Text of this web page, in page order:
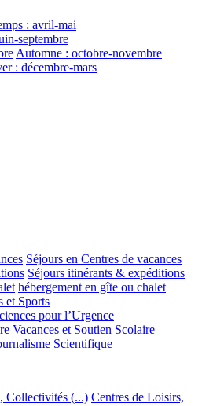
: avril-mai
septembre
Automne : octobre-novembre
: décembre-mars
Séjours en Centres de vacances
Séjours itinérants & expéditions
hébergement en gîte ou chalet
et Sports
pour l’Urgence
Vacances et Soutien Scolaire
Scientifique
Collectivités (...) Centres de Loisirs,